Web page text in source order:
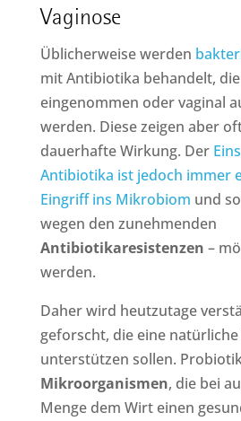
Vaginose
Üblicherweise werden
mit Antibiotika behandelt,
eingenommen oder vaginal
werden. Diese zeigen aber
dauerhafte Wirkung. Der
Antibiotika ist jedoch immer
Eingriff ins Mikrobiom und
wegen den zunehmenden
Antibiotikaresistenzen –
werden.
Daher wird heutzutage
geforscht, die eine
unterstützen sollen.
Mikroorganismen, die bei
Menge dem Wirt einen